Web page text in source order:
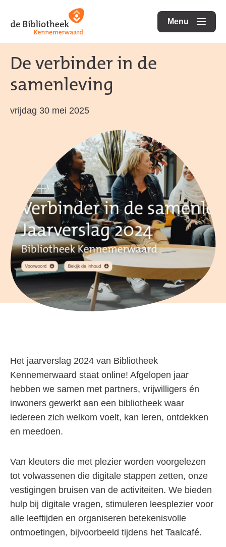
direct
content
direct
footer
naar
de
homepagina
Menu
openen
De verbinder in de
samenleving
vrijdag 30 mei 2025
Het jaarverslag 2024 van Bibliotheek
Kennemerwaard staat online! Afgelopen jaar
hebben we samen met partners, vrijwilligers én
inwoners gewerkt aan een bibliotheek waar
iedereen zich welkom voelt, kan leren, ontdekken
en meedoen.
Van kleuters die met plezier worden voorgelezen
tot volwassenen die digitale stappen zetten, onze
vestigingen bruisen van de activiteiten. We bieden
hulp bij digitale vragen, stimuleren leesplezier voor
alle leeftijden en organiseren betekenisvolle
ontmoetingen, bijvoorbeeld tijdens het Taalcafé.